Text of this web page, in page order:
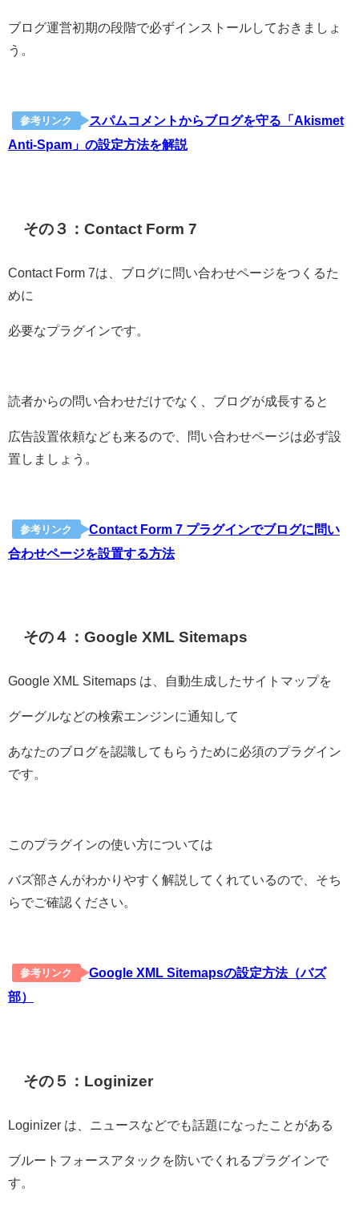
ブログ運営初期の段階で必ずインストールしておきましょ
う。
参考リンク
スパムコメントからブログを守る「Akismet
Anti-Spam」の設定方法を解説
その３：Contact Form 7
Contact Form 7は、ブログに問い合わせページをつくるた
めに
必要なプラグインです。
読者からの問い合わせだけでなく、ブログが成長すると
広告設置依頼なども来るので、問い合わせページは必ず設
置しましょう。
参考リンク
Contact Form 7 プラグインでブログに問い
合わせページを設置する方法
その４：Google XML Sitemaps
Google XML Sitemaps は、自動生成したサイトマップを
グーグルなどの検索エンジンに通知して
あなたのブログを認識してもらうために必須のプラグイン
です。
このプラグインの使い方については
バズ部さんがわかりやすく解説してくれているので、そち
らでご確認ください。
参考リンク
Google XML Sitemapsの設定方法（バズ
部）
その５：Loginizer
Loginizer は、ニュースなどでも話題になったことがある
ブルートフォースアタックを防いでくれるプラグインで
す。